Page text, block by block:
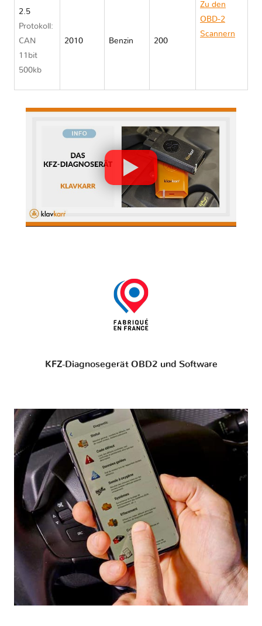
2.5
Protokoll:
CAN
11bit
500kb
2010 Benzin 200
Zu den
OBD-2
Scannern
KFZ-Diagnosegerät OBD2 und Software